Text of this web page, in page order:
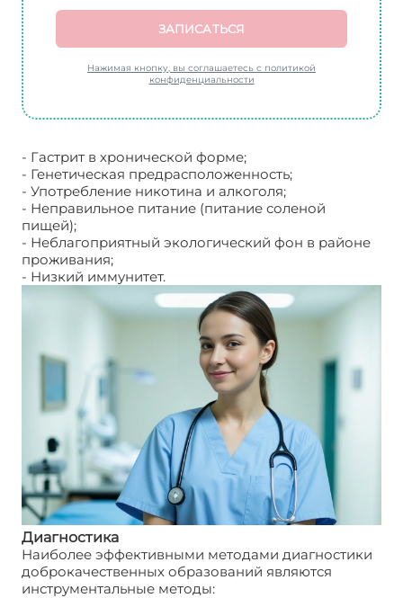
ЗАПИСАТЬСЯ
Нажимая кнопку, вы соглашаетесь с политикой
конфиденциальности
- Гастрит в хронической форме;
- Генетическая предрасположенность;
- Употребление никотина и алкоголя;
- Неправильное питание (питание соленой
пищей);
- Неблагоприятный экологический фон в районе
проживания;
- Низкий иммунитет.
Диагностика
Наиболее эффективными методами диагностики
доброкачественных образований являются
инструментальные методы: